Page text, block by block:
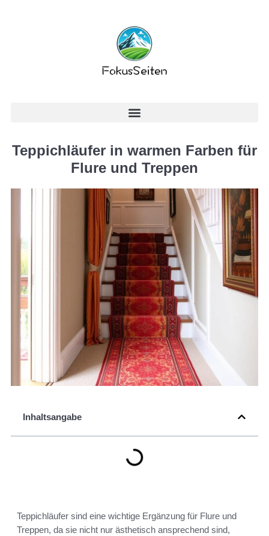
Teppichläufer in warmen Farben für
Flure und Treppen
Inhaltsangabe
Teppichläufer sind eine wichtige Ergänzung für Flure und
Treppen, da sie nicht nur ästhetisch ansprechend sind,